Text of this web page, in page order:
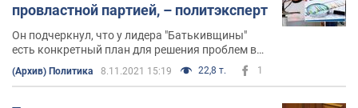
провластной партией, – политэксперт
Он подчеркнул, что у лидера "Батькивщины"
есть конкретный план для решения проблем в
(Архив) Политика 8.11.2021 15:19 22,8 т. 1